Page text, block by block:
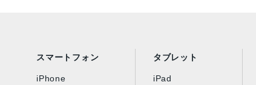
スマートフォン
iPhone
タブレット
iPad